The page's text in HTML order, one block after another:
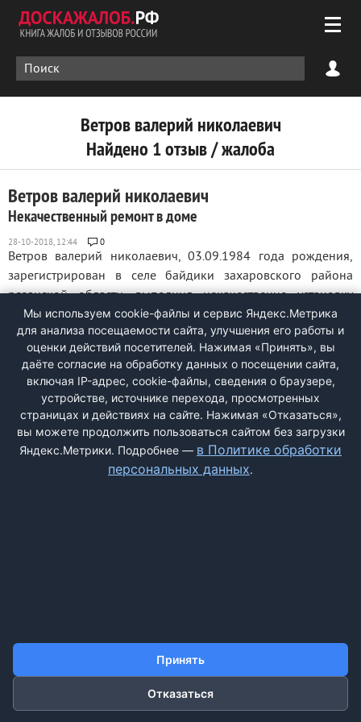
Ветров валерий николаевич
Найдено 1 отзыв / жалоба
Ветров валерий николаевич
Некачественный ремонт в доме
0
Ветров валерий николаевич, 03.09.1984 года рождения,
зарегистрирован в селе байдики захаровского района
рязанской области, выполнил некачественно установку
натяжного потолка, набрал денег и скрылся, в данный
момент выполняет работы в домах в деревнях алеканово и
дубровичи, будьте бдительны с этим ...
ДОБАВИТЬ ЖАЛОБУ
КОНТАКТЫ
Мы используем cookie-файлы и сервис Яндекс.Метрика
для анализа посещаемости сайта, улучшения его работы и
оценки действий посетителей. Нажимая «Принять», вы
даёте согласие на обработку данных о посещении сайта,
включая IP-адрес, cookie-файлы, сведения о браузере,
устройстве, источнике перехода, просмотренных
страницах и действиях на сайте. Нажимая «Отказаться»,
вы можете продолжить пользоваться сайтом без загрузки
Яндекс.Метрики. Подробнее — в Политике обработки
персональных данных.
Принять
Отказаться